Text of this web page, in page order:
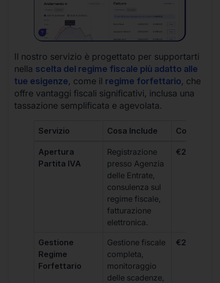
Il nostro servizio è progettato per supportarti
nella scelta del regime fiscale più adatto alle
tue esigenze, come il regime forfettario, che
offre vantaggi fiscali significativi, inclusa una
tassazione semplificata e agevolata.
Servizio Cosa Include Costo
Apertura
Partita IVA
Registrazione
presso Agenzia
delle Entrate,
consulenza sul
regime fiscale,
fatturazione
elettronica.
€264 +
Gestione
Regime
Forfettario
Gestione fiscale
completa,
monitoraggio
delle scadenze,
€264 +